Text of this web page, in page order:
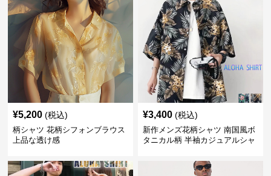
¥5,200 (税込)
柄シャツ 花柄シフォンブラウス
上品な透け感
¥3,400 (税込)
新作メンズ花柄シャツ 南国風ボ
タニカル柄 半袖カジュアルシャ